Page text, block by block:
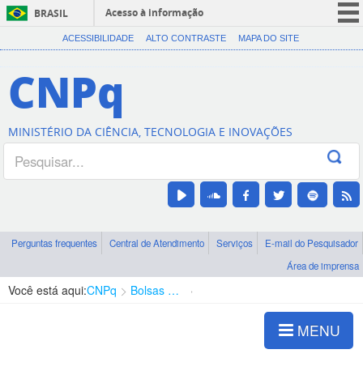
BRASIL
Acesso à informação
CORONAVÍRUS (COVID-19)
Canais
ACESSIBILIDADE ALTO CONTRASTE MAPA DO SITE
CNPq
MINISTÉRIO DA CIÊNCIA, TECNOLOGIA E INOVAÇÕES
Perguntas frequentes Central de Atendimento Serviços
E-mail do Pesquisador
Área de imprensa
Você está aqui:CNPq Bolsas e Auxílios Vigentes
MENU